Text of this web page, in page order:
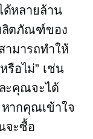
ด้หลายล้าน
ลิตภัณฑ์ของ
ามารถทำให้
อไม่” เช่น
ะคุณจะได้
ากคุณเข้าใจ
จะซื้อ